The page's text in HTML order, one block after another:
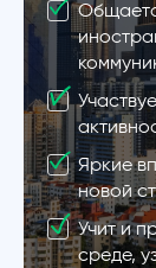
Яркие
новой
Учит и
среде,